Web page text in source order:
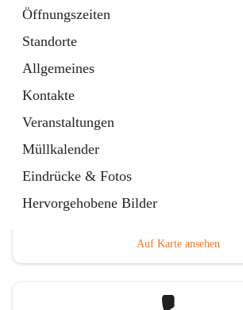
Öffnungszeiten
Standorte
Allgemeines
Kontakte
Veranstaltungen
Müllkalender
Eindrücke & Fotos
Hervorgehobene Bilder
Tab
Gemeindezeitung
Ordner
öffnet
in
neuem
Tab
Hauptadresse
Auf Karte ansehen